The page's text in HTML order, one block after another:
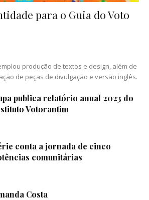
para o Guia do Voto
produção de textos e design, além de
de peças de divulgação e versão inglês.
publica relatório anual 2023 do
Votorantim
conta a jornada de cinco
comunitárias
Costa